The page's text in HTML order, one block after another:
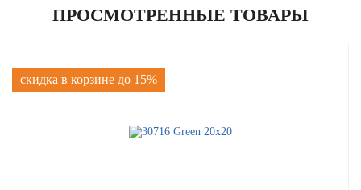
ПРОСМОТРЕННЫЕ ТОВАРЫ
скидка в корзине до 15%